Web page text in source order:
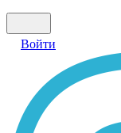
Войти